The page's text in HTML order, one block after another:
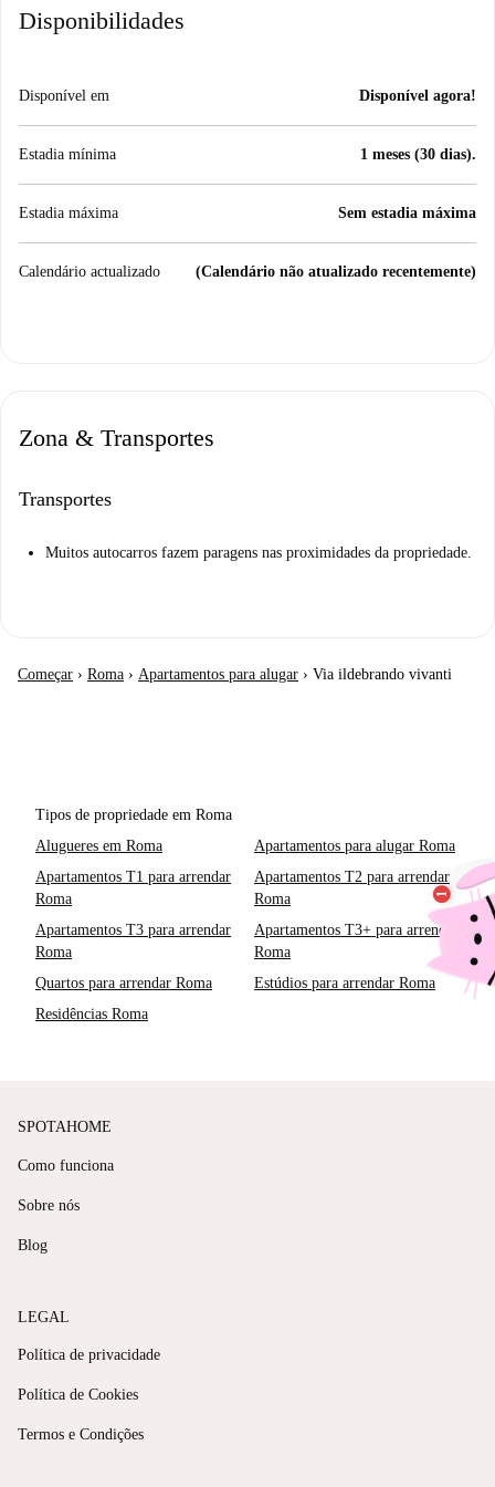
Disponibilidades
Disponível em Disponível agora!
Estadia mínima 1 meses (30 dias).
Estadia máxima Sem estadia máxima
Calendário actualizado (Calendário não atualizado recentemente)
Zona & Transportes
Transportes
Muitos autocarros fazem paragens nas proximidades da propriedade.
Começar › Roma › Apartamentos para alugar › Via ildebrando vivanti
Tipos de propriedade em Roma
Alugueres em Roma
Apartamentos para alugar Roma
Apartamentos T1 para arrendar
Roma
Apartamentos T2 para arrendar
Roma
Apartamentos T3 para arrendar
Roma
Apartamentos T3+ para arrendar
Roma
Quartos para arrendar Roma
Estúdios para arrendar Roma
Residências Roma
SPOTAHOME
Como funciona
Sobre nós
Blog
LEGAL
Política de privacidade
Política de Cookies
Termos e Condições